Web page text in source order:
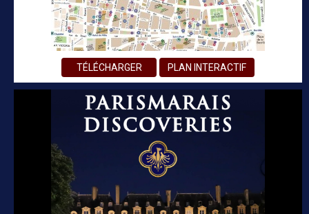
TÉLÉCHARGER PLAN INTERACTIF